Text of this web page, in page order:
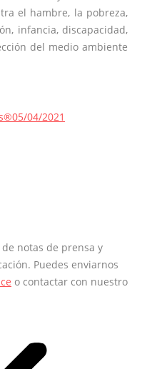
el hambre, la pobreza,
infancia, discapacidad,
del medio ambiente
05/04/2021
notas de prensa y
Puedes enviarnos
o contactar con nuestro